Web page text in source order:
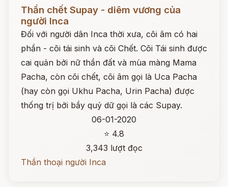
Đọc ngay
Thần chết Supay - diêm vương của
người Inca
Đối với người dân Inca thời xưa, cõi âm có hai
phần - cõi tái sinh và cõi Chết. Cõi Tái sinh được
cai quản bởi nữ thần đất và mùa màng Mama
Pacha, còn cõi chết, cõi âm gọi là Uca Pacha
(hay còn gọi Ukhu Pacha, Urin Pacha) được
thống trị bởi bầy quỷ dữ gọi là các Supay.
06-01-2020
⭐ 4.8
3,343 lượt đọc
Thần thoại người Inca